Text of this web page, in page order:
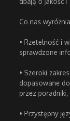
Co nas
• Rzetelność i
sprawdzone
• Szeroki
dopasowane
przez
• Przystępny